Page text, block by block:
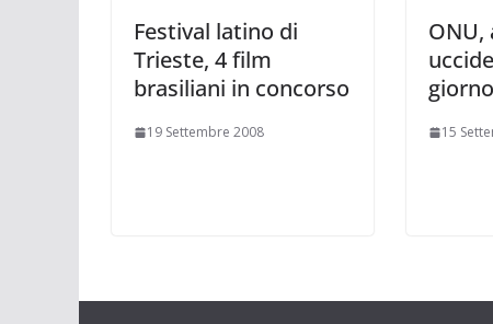
Festival latino di
Trieste, 4 film
brasiliani in concorso
19 Settembre 2008
ONU,
giorno
15